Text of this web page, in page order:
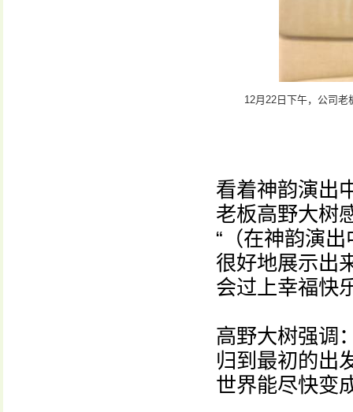
12月22日下午，公司
看着神韵演出
老板高野大树
“（在神韵演
很好地展示出
会过上幸福快
高野大树强调
归到最初的出
世界能尽快变